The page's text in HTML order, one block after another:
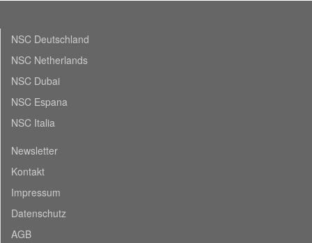
NSC Deutschland
NSC Netherlands
NSC Dubai
NSC Espana
NSC Italia
Newsletter
Kontakt
Impressum
Datenschutz
AGB